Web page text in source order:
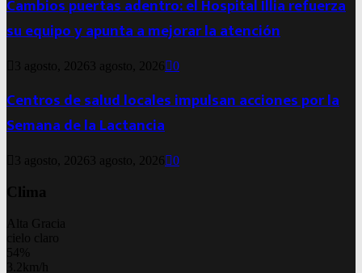
Cambios puertas adentro: el Hospital Illia refuerza
su equipo y apunta a mejorar la atención
3 agosto, 2026 3 agosto, 2026 0
Centros de salud locales impulsan acciones por la
Semana de la Lactancia
3 agosto, 2026 3 agosto, 2026 0
Clima
Alta Gracia
cielo claro
54%
3.2km/h